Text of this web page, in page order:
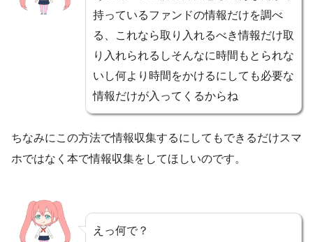
持っているファンドの情報だけを調べ
る、これなら取り入れるべき情報だけ取
り入れられるしそんなに時間もとられな
いし何より時間をかけるにしても必要な
情報だけが入ってくるからね
ちなみにこの方法で情報収集するにしてもできるだけスマ
ホではなく本で情報収集をしてほしいのです。
えっ何で？